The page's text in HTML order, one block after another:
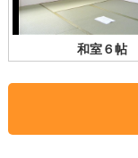
和室６帖